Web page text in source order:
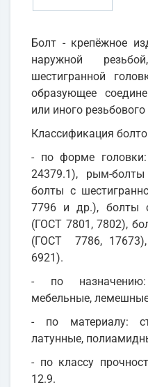
Болт - крепёжное
наружной
шестигранной
образующее
или иного резьбового
Классификация
- по форме
24379.1), рым-
болты с
7796 и др.), болты
(ГОСТ 7801, 7802),
(ГОСТ 7786,
6921).
- по назначению:
мебельные,
- по материалу:
латунные,
- по классу
12.9.